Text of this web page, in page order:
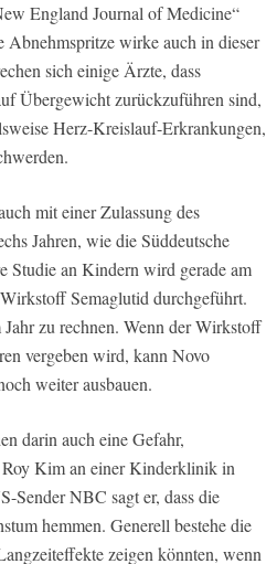
England Journal of Medicine“
wirke auch in dieser
sich einige Ärzte, dass
Übergewicht zurückzuführen sind,
Herz-Kreislauf-Erkrankungen,
mit einer Zulassung des
Jahren, wie die Süddeutsche
Studie an Kindern wird gerade am
Semaglutid durchgeführt.
zu rechnen. Wenn der Wirkstoff
vergeben wird, kann Novo
weiter ausbauen.
darin auch eine Gefahr,
Kim an einer Kinderklinik in
Sender NBC sagt er, dass die
hemmen. Generell bestehe die
zeigen könnten, wenn